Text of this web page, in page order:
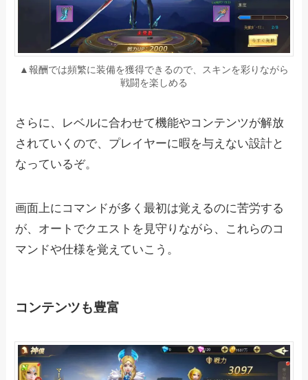
▲報酬では頻繁に装備を獲得できるので、スキンを彩りながら
戦闘を楽しめる
さらに、レベルに合わせて機能やコンテンツが解放
されていくので、プレイヤーに暇を与えない設計と
なっているぞ。
画面上にコマンドが多く最初は覚えるのに苦労する
が、オートでクエストを見守りながら、これらのコ
マンドや仕様を覚えていこう。
コンテンツも豊富